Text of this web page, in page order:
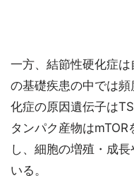
一方、結節性硬化症
の基礎疾患の中では
化症の原因遺伝子は
タンパク産物は
し、細胞の増殖・成
いる。